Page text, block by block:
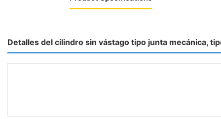
Detalles del cilindro sin vástago tipo junta mecánica,